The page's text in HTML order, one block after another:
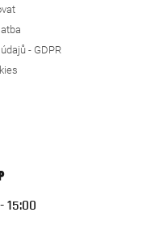
- GDPR
15:00